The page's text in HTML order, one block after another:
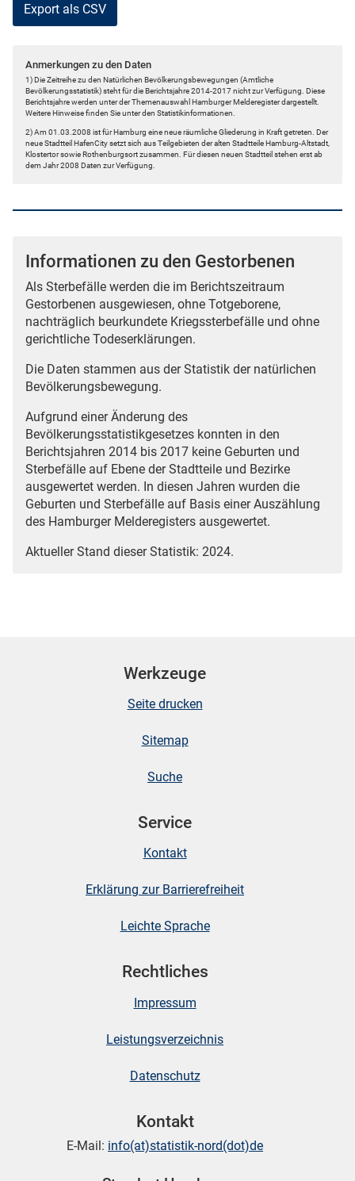
Export als CSV
Anmerkungen zu den Daten
1) Die Zeitreihe zu den Natürlichen Bevölkerungsbewegungen (Amtliche
Bevölkerungsstatistik) steht für die Berichtsjahre 2014-2017 nicht zur Verfügung. Diese
Berichtsjahre werden unter der Themenauswahl Hamburger Melderegister dargestellt.
Weitere Hinweise finden Sie unter den Statistikinformationen.
2) Am 01.03.2008 ist für Hamburg eine neue räumliche Gliederung in Kraft getreten. Der
neue Stadtteil HafenCity setzt sich aus Teilgebieten der alten Stadtteile Hamburg-Altstadt,
Klostertor sowie Rothenburgsort zusammen. Für diesen neuen Stadtteil stehen erst ab
dem Jahr 2008 Daten zur Verfügung.
Informationen zu den Gestorbenen
Als Sterbefälle werden die im Berichtszeitraum
Gestorbenen ausgewiesen, ohne Totgeborene,
nachträglich beurkundete Kriegssterbefälle und ohne
gerichtliche Todeserklärungen.
Die Daten stammen aus der Statistik der natürlichen
Bevölkerungsbewegung.
Aufgrund einer Änderung des
Bevölkerungsstatistikgesetzes konnten in den
Berichtsjahren 2014 bis 2017 keine Geburten und
Sterbefälle auf Ebene der Stadtteile und Bezirke
ausgewertet werden. In diesen Jahren wurden die
Geburten und Sterbefälle auf Basis einer Auszählung
des Hamburger Melderegisters ausgewertet.
Aktueller Stand dieser Statistik: 2024.
Werkzeuge
Seite drucken
Sitemap
Suche
Service
Kontakt
Erklärung zur Barrierefreiheit
Leichte Sprache
Rechtliches
Impressum
Leistungsverzeichnis
Datenschutz
Kontakt
E-Mail: info(at)statistik-nord(dot)de